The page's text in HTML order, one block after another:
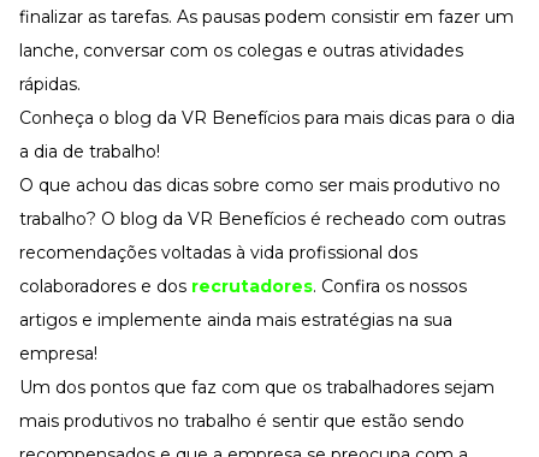
finalizar as tarefas. As pausas podem consistir em fazer um
lanche, conversar com os colegas e outras atividades
rápidas.
Conheça o blog da VR Benefícios para mais dicas para o dia
a dia de trabalho!
O que achou das dicas sobre como ser mais produtivo no
trabalho? O blog da VR Benefícios é recheado com outras
recomendações voltadas à vida profissional dos
colaboradores e dos recrutadores. Confira os nossos
artigos e implemente ainda mais estratégias na sua
empresa!
Um dos pontos que faz com que os trabalhadores sejam
mais produtivos no trabalho é sentir que estão sendo